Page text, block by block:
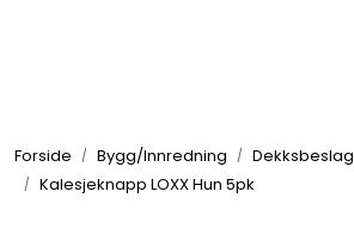
Forside Bygg/Innredning Dekksbeslag
Kalesjeknapp LOXX Hun 5pk
Elektrisk